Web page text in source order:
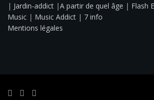
| Jardin-addict |A partir de quel âge | Flash
Music | Music Addict | 7 info
Mentions légales